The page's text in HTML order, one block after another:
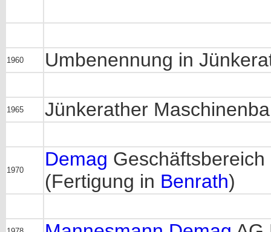
1960 Umbenennung in
1965 Jünkerather
1970
Demag
(Fertigung in Benrath)